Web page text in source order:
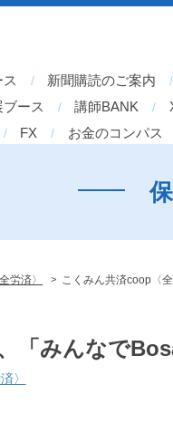
新聞購読のご案内
ース
講師BANK
FX お金のコンパス
労済〉 > こくみん共済coop〈
「みんなで
〉